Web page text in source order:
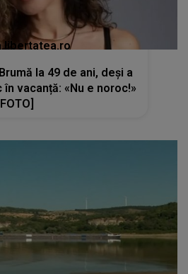
la 49 de ani, deși a
vacanță: «Nu e noroc!»
[FOTO]